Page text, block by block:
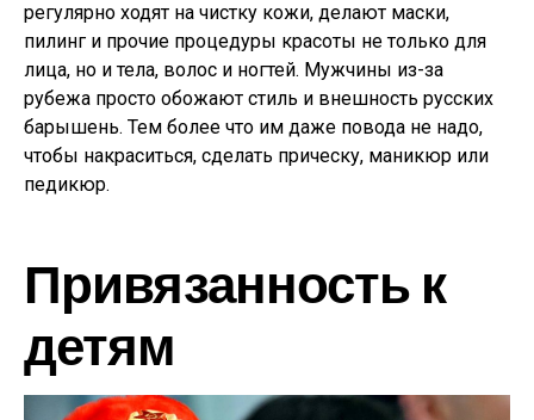
регулярно ходят на чистку кожи, делают маски,
пилинг и прочие процедуры красоты не только для
лица, но и тела, волос и ногтей. Мужчины из-за
рубежа просто обожают стиль и внешность русских
барышень. Тем более что им даже повода не надо,
чтобы накраситься, сделать прическу, маникюр или
педикюр.
Привязанность к
детям